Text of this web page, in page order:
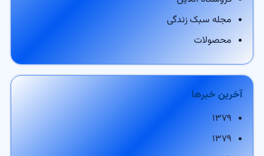
مجله سبک زندگی
محصولات
آخرین خبرها
۱۳۷۹
۱۳۷۹